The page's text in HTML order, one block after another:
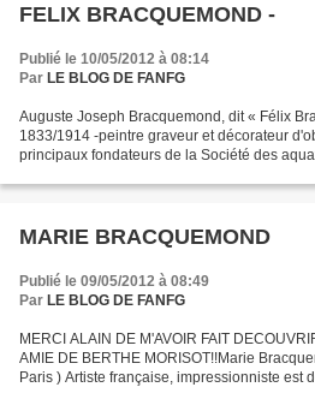
FELIX BRACQUEMOND -
Publié le 10/05/2012 à 08:14
Par LE BLOG DE FANFG
Auguste Joseph Bracquemond, dit « Félix
1833/1914 -peintre graveur et décorateur
principaux fondateurs de la Société des
MARIE BRACQUEMOND
Publié le 09/05/2012 à 08:49
Par LE BLOG DE FANFG
MERCI ALAIN DE M'AVOIR FAIT
AMIE DE BERTHE MORISOT!!Marie
Paris ) Artiste française, impressionniste est